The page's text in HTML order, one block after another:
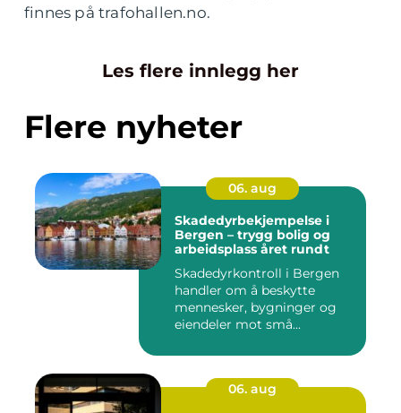
finnes på trafohallen.no.
Les flere innlegg her
Flere nyheter
06. aug
Skadedyrbekjempelse i
Bergen – trygg bolig og
arbeidsplass året rundt
Skadedyrkontroll i Bergen
handler om å beskytte
mennesker, bygninger og
eiendeler mot små...
06. aug